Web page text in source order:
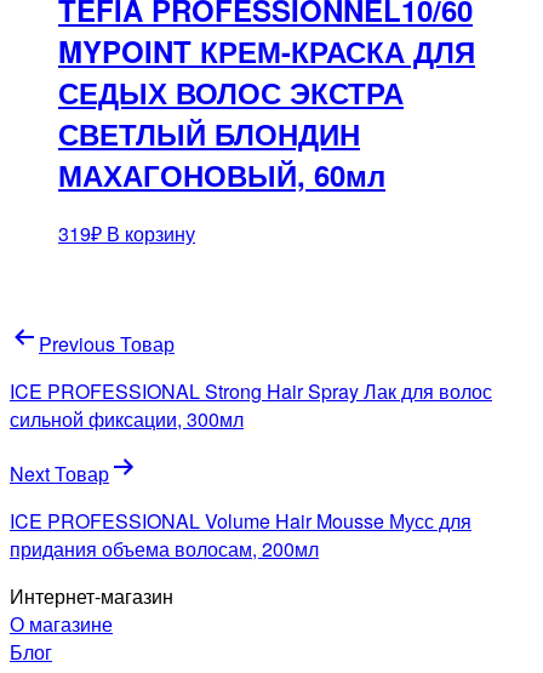
TEFIA PROFESSIONNEL10/60
MYPOINT КРЕМ-КРАСКА ДЛЯ
СЕДЫХ ВОЛОС ЭКСТРА
СВЕТЛЫЙ БЛОНДИН
МАХАГОНОВЫЙ, 60мл
319₽ В корзину
Навигация
по
записям
Previous Товар
ICE PROFESSIONAL Strong Hair Spray Лак для волос
сильной фиксации, 300мл
Next Товар
ICE PROFESSIONAL Volume Hair Mousse Мусс для
придания объема волосам, 200мл
Интернет-магазин
О магазине
Блог